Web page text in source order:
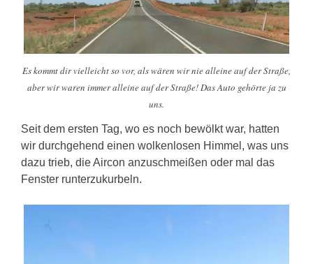
Es kommt dir vielleicht so vor, als wären wir nie alleine auf der Straße,
aber wir waren immer alleine auf der Straße! Das Auto gehörte ja zu
uns.
Seit dem ersten Tag, wo es noch bewölkt war, hatten
wir durchgehend einen wolkenlosen Himmel, was uns
dazu trieb, die Aircon anzuschmeißen oder mal das
Fenster runterzukurbeln.